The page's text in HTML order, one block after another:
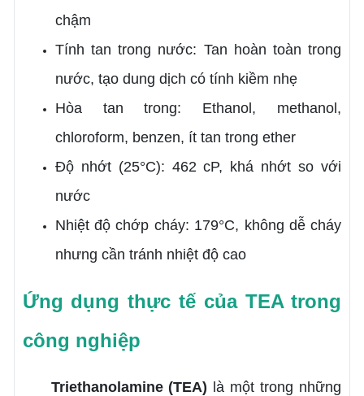
chậm
Tính tan trong nước: Tan hoàn toàn trong
nước, tạo dung dịch có tính kiềm nhẹ
Hòa tan trong: Ethanol, methanol,
chloroform, benzen, ít tan trong ether
Độ nhớt (25°C): 462 cP, khá nhớt so với
nước
Nhiệt độ chớp cháy: 179°C, không dễ cháy
nhưng cần tránh nhiệt độ cao
Ứng dụng thực tế của TEA trong
công nghiệp
Triethanolamine (TEA) là một trong những